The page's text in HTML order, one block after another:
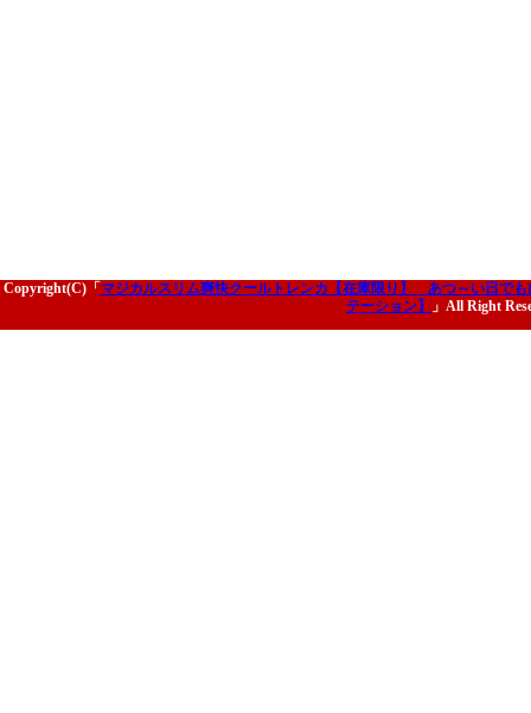
Copyright(C)「 マジカルスリム爽快クールトレンカ【在庫限り】 あつ～い日で
テーション】
」All Right